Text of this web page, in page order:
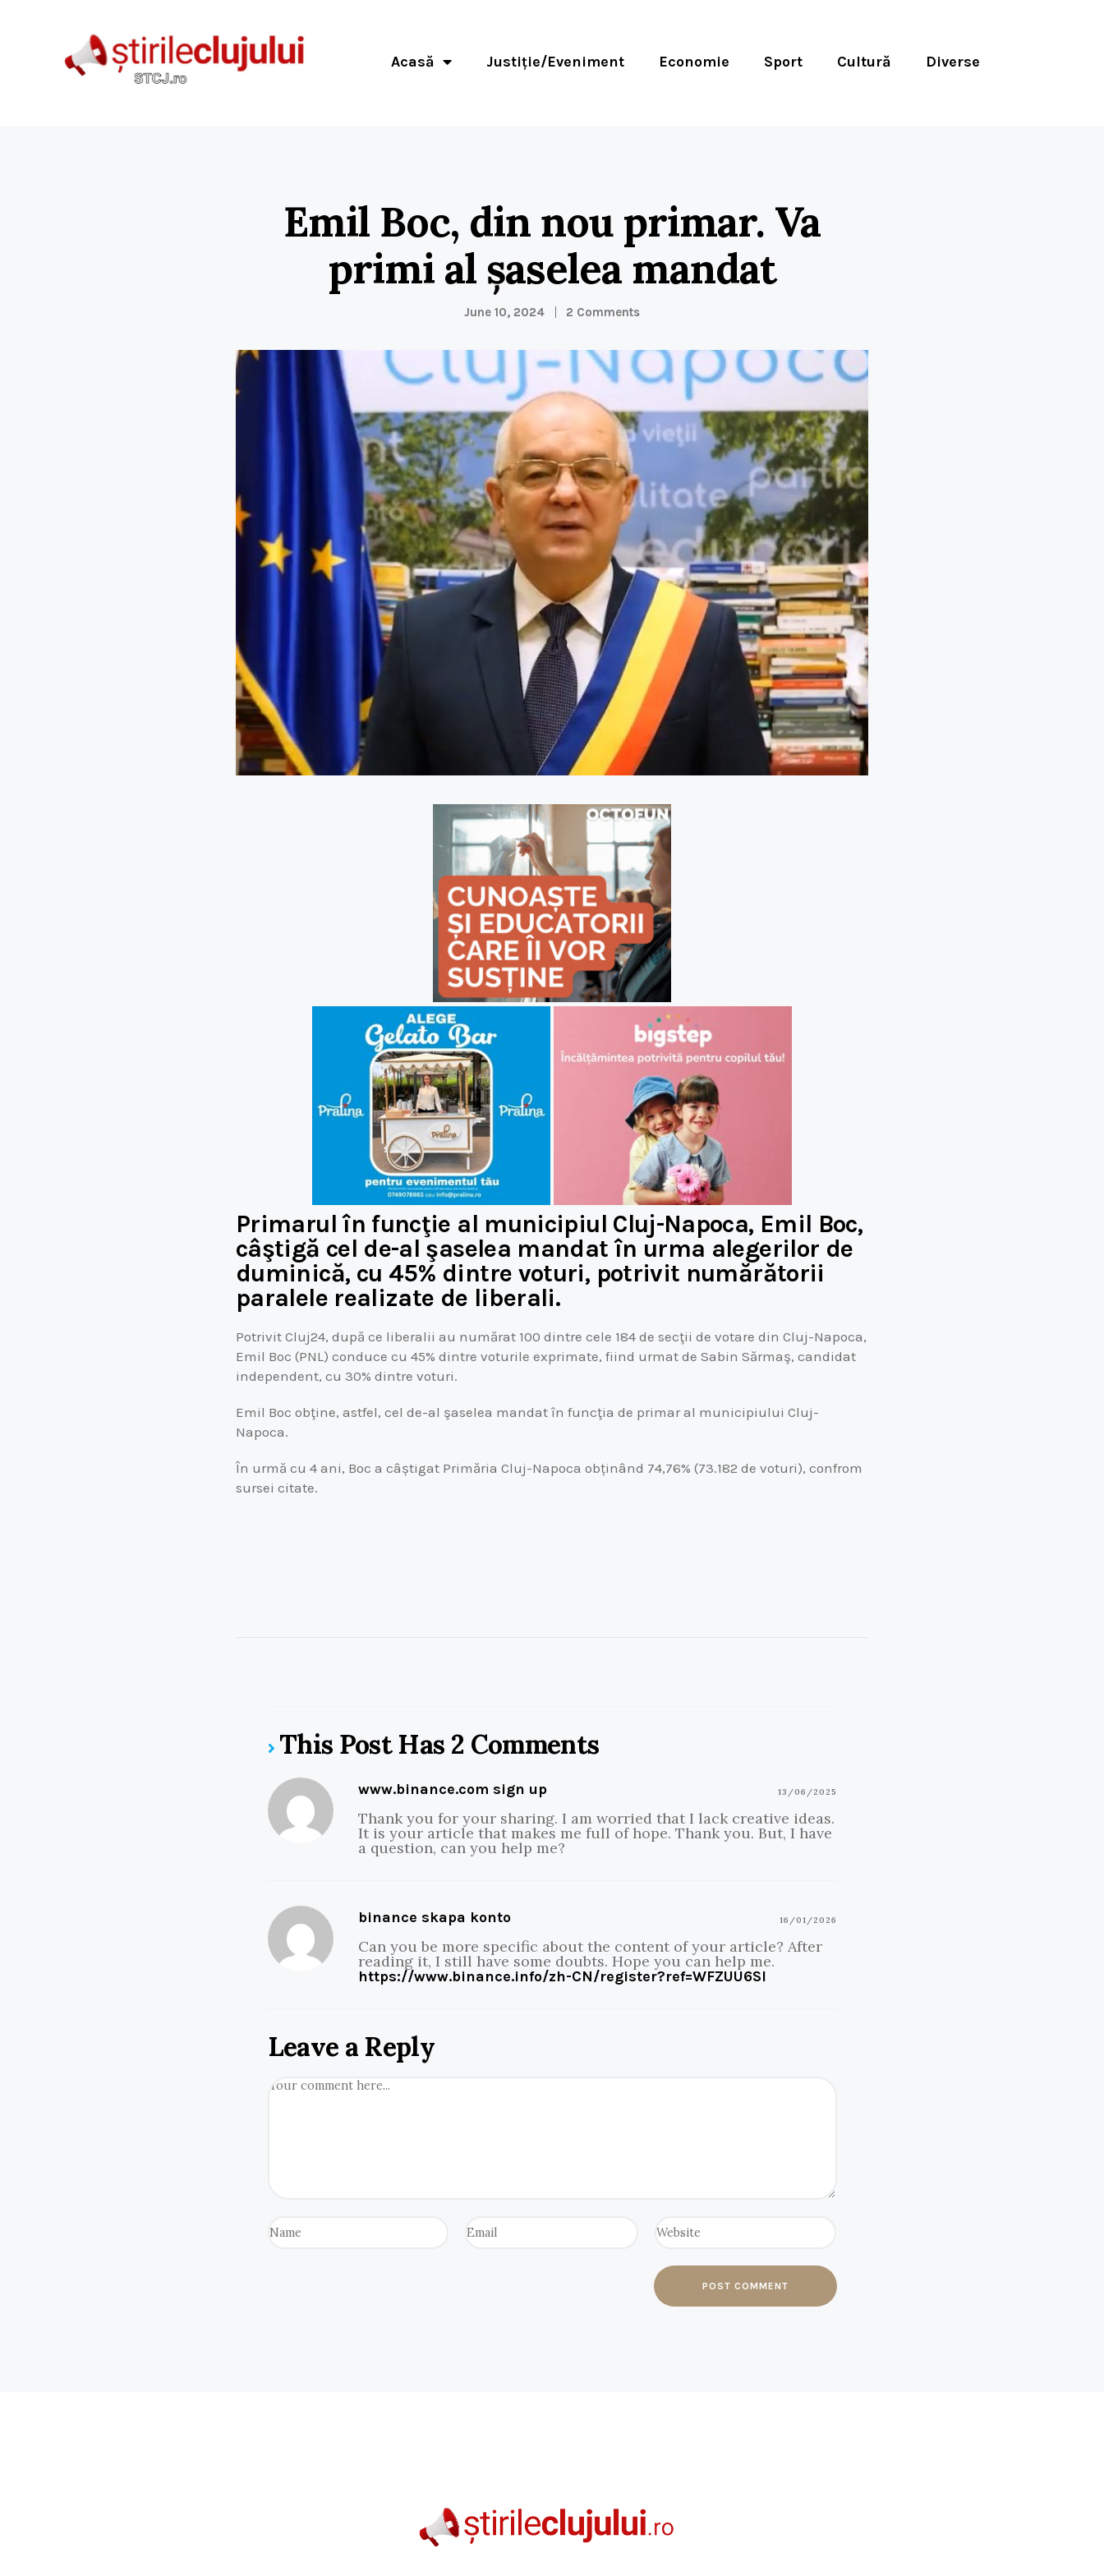
Acasă Justiție/Eveniment Economie Sport Cultură Diverse
Emil Boc, din nou primar. Va
primi al șaselea mandat
June 10, 2024 2 Comments
Primarul în funcţie al municipiul Cluj-Napoca, Emil Boc,
câştigă cel de-al şaselea mandat în urma alegerilor de
duminică, cu 45% dintre voturi, potrivit numărătorii
paralele realizate de liberali.
Potrivit Cluj24, după ce liberalii au numărat 100 dintre cele 184 de secţii de votare din Cluj-Napoca,
Emil Boc (PNL) conduce cu 45% dintre voturile exprimate, fiind urmat de Sabin Sărmaş, candidat
independent, cu 30% dintre voturi.
Emil Boc obţine, astfel, cel de-al şaselea mandat în funcţia de primar al municipiului Cluj-
Napoca.
În urmă cu 4 ani, Boc a câștigat Primăria Cluj-Napoca obținând 74,76% (73.182 de voturi), confrom
sursei citate.
This Post Has 2 Comments
www.binance.com sign up 13/06/2025
Thank you for your sharing. I am worried that I lack creative ideas.
It is your article that makes me full of hope. Thank you. But, I have
a question, can you help me?
binance skapa konto 16/01/2026
Can you be more specific about the content of your article? After
reading it, I still have some doubts. Hope you can help me.
https://www.binance.info/zh-CN/register?ref=WFZUU6SI
Leave a Reply